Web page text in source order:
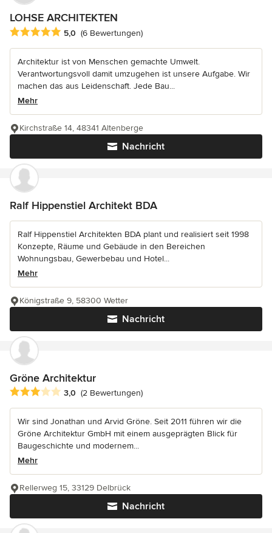
LOHSE ARCHITEKTEN
Durchschnittliche Bewertung: 5 von 5 Sternen
5,0 (6 Bewertungen)
Architektur ist von Menschen gemachte Umwelt.
Verantwortungsvoll damit umzugehen ist unsere Aufgabe. Wir
machen das aus Leidenschaft. Jede Bau...
Mehr
Nachricht
Kirchstraße 14, 48341 Altenberge
Ralf Hippenstiel Architekt BDA
Ralf Hippenstiel Architekten BDA plant und realisiert seit 1998
Konzepte, Räume und Gebäude in den Bereichen
Wohnungsbau, Gewerbebau und Hotel...
Mehr
Nachricht
Königstraße 9, 58300 Wetter
Gröne Architektur
Durchschnittliche Bewertung: 3 von 5 Sternen
3,0 (2 Bewertungen)
Wir sind Jonathan und Arvid Gröne. Seit 2011 führen wir die
Gröne Architektur GmbH mit einem ausgeprägten Blick für
Baugeschichte und modernem...
Mehr
Nachricht
Rellerweg 15, 33129 Delbrück